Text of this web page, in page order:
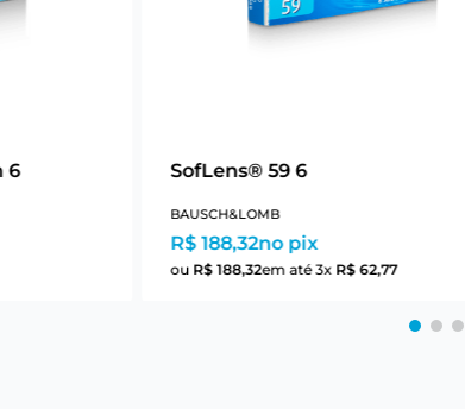
6 SofLens® 59 6
BAUSCH&LOMB
R$ 188,32no pix
ou R$ 188,32em até3x R$ 62,77